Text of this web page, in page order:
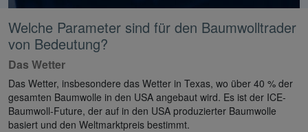
Welche Parameter sind für den Baumwolltrader
von Bedeutung?
Das Wetter
Das Wetter, insbesondere das Wetter in Texas, wo über 40 % der
gesamten Baumwolle in den USA angebaut wird. Es ist der ICE-
Baumwoll-Future, der auf in den USA produzierter Baumwolle
basiert und den Weltmarktpreis bestimmt.